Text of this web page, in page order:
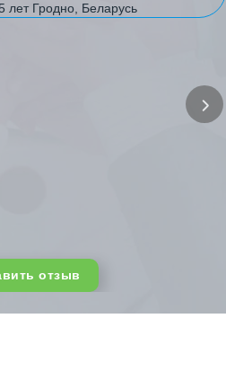
Гродно, Беларусь
отзыв